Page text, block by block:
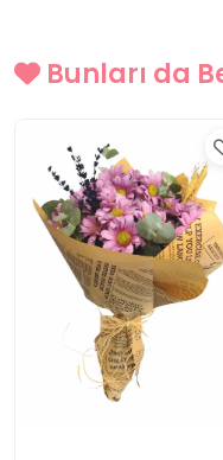
Bunları da